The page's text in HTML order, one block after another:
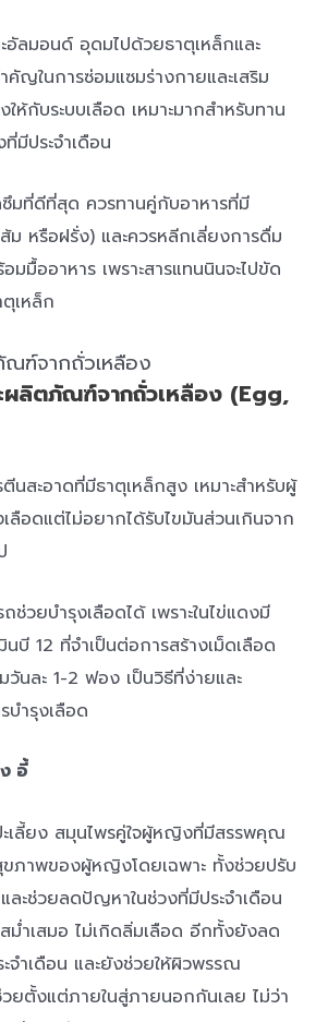
ลมอนด์ อุดมไปด้วยธาตุเหล็กและ
ญในการซ่อมแซมร่างกายและเสริม
ห้กับระบบเลือด เหมาะมากสำหรับทาน
มีประจำเดือน
มที่ดีที่สุด ควรทานคู่กับอาหารที่มี
ม หรือฝรั่ง) และควรหลีกเลี่ยงการดื่ม
มมื้ออาหาร เพราะสารแทนนินจะไปขัด
เหล็ก
ผลิตภัณฑ์จากถั่วเหลือง (Egg,
ตีนสะอาดที่มีธาตุเหล็กสูง เหมาะสำหรับผู้
อดแต่ไม่อยากได้รับไขมันส่วนเกินจาก
ช่วยบำรุงเลือดได้ เพราะในไข่แดงมี
นบี 12 ที่จำเป็นต่อการสร้างเม็ดเลือด
วันละ 1-2 ฟอง เป็นวิธีที่ง่ายและ
บำรุงเลือด
อี้
เลี้ยง สมุนไพรคู่ใจผู้หญิงที่มีสรรพคุณ
ภาพของผู้หญิงโดยเฉพาะ ทั้งช่วยปรับ
ละช่วยลดปัญหาในช่วงที่มีประจำเดือน
สม่ำเสมอ ไม่เกิดลิ่มเลือด อีกทั้งยังลด
จำเดือน และยังช่วยให้ผิวพรรณ
ยตั้งแต่ภายในสู่ภายนอกกันเลย ไม่ว่า